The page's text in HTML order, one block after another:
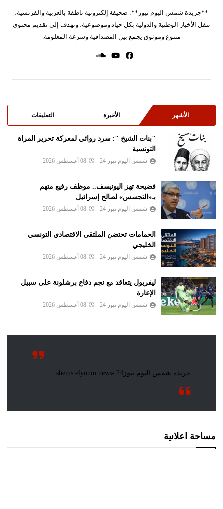
**جريدة شمس اليوم نيوز**: صحيفة إلكترونية ناطقة بالعربية والفرنسية،
تنقل الأخبار الوطنية والدولية بكل حياد وموضوعية، وتهدف إلى تقديم محتوى
متنوع وموثوق يجمع بين المصداقية وسرعة المعلومة.
الأشهر الأخيرة التعليقات
"بنات الشيخ ": سرد روائي لمعركة تحرير المراة
التونسية
شمس اليوم نيوز 24 08 أغسطس 2026
فضيحة تهز اليونيسف.. موظف رفيع متهم
بـ«التجسس» لصالح إسرائيل
شمس اليوم نيوز 24 08 أغسطس 2026
الحمامات تحتضن الملتقى الاقتصادي التونسي
الخليجي
شمس اليوم نيوز 24 08 أغسطس 2026
ليفربول يتعاقد مع نجم دفاع برشلونة على سبيل
الإعارة
شمس اليوم نيوز 24 08 أغسطس 2026
مساحة اعلانية